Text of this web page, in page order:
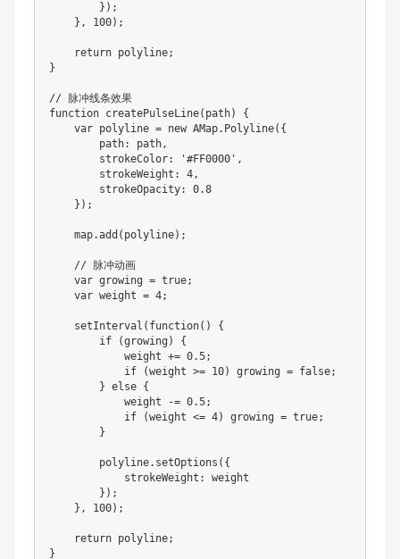
} ) ;
} , 100) ;
return polyline;
}
// 脉冲线条效果
function createPulseLine( path)
{
var polyline = new AMap. Polyline( {
        path
: path,
        strokeColor
: '#FF0000' ,
        strokeWeight
: 4,
        strokeOpacity
:
0.8
} ) ;
    map
.add ( polyline) ;
// 脉冲动画
var growing = true;
var weight = 4;
setInterval ( function( )
{
if
(growing )
{
            weight
+= 0.5;
if
(weight >= 10) growing = false;
} else {
            weight
-= 0.5;
if
(weight <= 4) growing = true;
}
        polyline
. setOptions ( {
            strokeWeight
:
weight
} ) ;
} , 100) ;
return polyline;
}